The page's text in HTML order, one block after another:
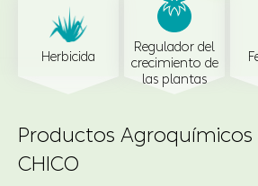
Herbicida
Regulador del
crecimiento de
las plantas
Productos Agroquímicos
CHICO